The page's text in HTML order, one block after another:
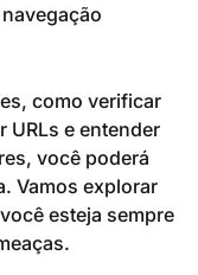
como verificar
URLs e entender
você poderá
Vamos explorar
esteja sempre